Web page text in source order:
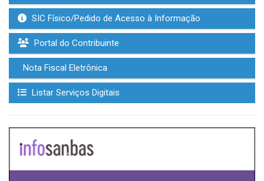
SIC Físico/Pedido de Acesso à Informação
Portal do Contribuinte
Nota Fiscal Eletrônica
Listar Serviços Digitais